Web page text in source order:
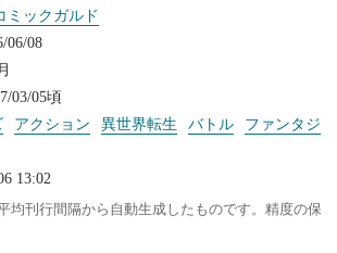
ミックガルド
06/08
03/05頃
アクション 異世界転生 バトル
ファンタジ
13:02
均刊行間隔から自動生成したものです。精度の保